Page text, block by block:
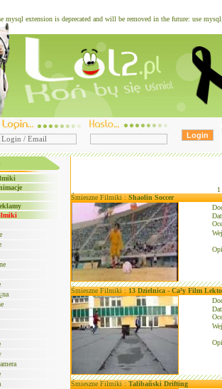
mysql extension is deprecated and will be removed in the future: use
1
Śmieszne Filmiki :Shaolin Soccer
Śmieszne Filmiki :13 Dzielnica - Ca³y Film
Śmieszne Filmiki :Talibañski Drifting